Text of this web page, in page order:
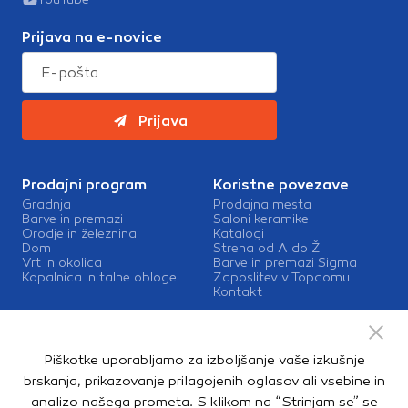
Prijava na e-novice
Prijava
Prodajni program
Gradnja
Barve in premazi
Orodje in železnina
Dom
Vrt in okolica
Kopalnica in talne obloge
Koristne povezave
Prodajna mesta
Saloni keramike
Katalogi
Streha od A do Ž
Barve in premazi Sigma
Zaposlitev v Topdomu
Kontakt
Mešalnice barv
Dostava
Piškotke uporabljamo za izboljšanje vaše izkušnje
brskanja, prikazovanje prilagojenih oglasov ali vsebine in
analizo našega prometa. S klikom na “Strinjam se” se